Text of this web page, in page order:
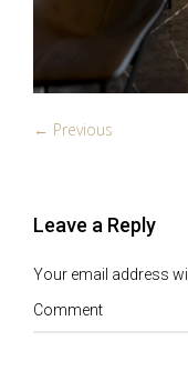
← Previous
Leave a Reply
Your email address
Comment